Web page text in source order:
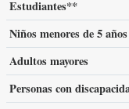
Estudiantes**
Niños menores de 5 años
Adultos mayores
Personas con